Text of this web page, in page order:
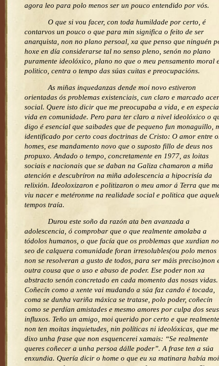
agora leo para polo menos ser un pouco entendido por vós.
O que si vou facer, con toda humildade por certo, é
contarvos un pouco o que para min significa o feito de ser
anarquista, non no plano persoal, xa que penso que ninguén
hoxe en día considerarse tal no senso pleno, senón no plano
puramente ideolóxico, plano no que o meu pensamento moral
politico, centra o tempo das súas cuitas e preocupacións.
As miñas inquedanzas dende moi novo estiveron
orientadas ós problemas existenciais, cun claro e marcado
social. Quere isto dicir que me preocupaba a vida, e en
vida en comunidade. Pero para ter claro a nivel ideolóxico o
digo é esencial que saibades que de pequeno fun monaguillo,
identificado por certo coas doctrinas de Cristo: O amor entre
homes, ese mandamento novo que o suposto fillo de deus nos
propuxo. Andado o tempo, concretamente en 1977, as loitas
sociais e nacionais que se daban na Galiza chamaron a miña
atención e descubríron na miña adolescencia a hipocrisía da
relixión. Ideoloxizaron e politizaron o meu amor á Terra que
viu nacer e metéronme na realidade social e politica que
tempos traía.
Durou este soño da razón ata ben avanzada a
adolescencia, ó comprobar que o que realmente amolaba a
tódolos humanos, o que facía que os problemas que xurdian no
seo de calquera comunidade foran irresolubles(ou polo menos
non se resolveran a gusto de todos, para ser máis preciso)non
outra cousa que o uso e abuso de poder. Ese poder non xa
abstracto senón concretado en cada momento das nosas vidas.
Coñecín como a xente vai mudando a súa faz cando é tocada,
coma se dunha variña máxica se tratase, polo poder, coñecín
como se perdían amistades e mesmo amores por culpa dos seus
influxos. Teño un amigo, moi querido por certo e que realmente
non ten moitas inquietudes, nin políticas ni ideolóxicas, que me
dixo unha frase que non esquencerei xamais: “Se realmente
queres coñecer a unha persoa dálle poder”. A frase ten a súa
enxundia. Quería dicir o home o que eu xa matinara había